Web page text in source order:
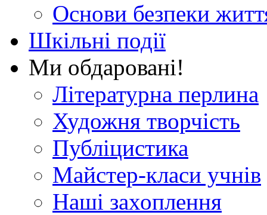
Основи безпеки
Шкільні події
Ми обдаровані!
Літературна перлина
Художня творчість
Публіцистика
Майстер-класи учнів
Наші захоплення